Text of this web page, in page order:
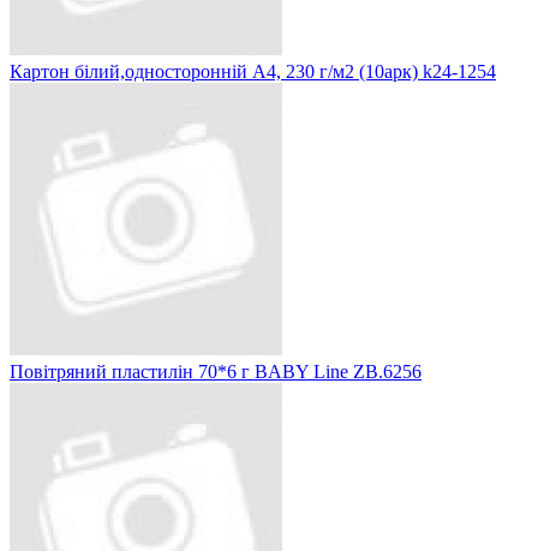
Картон білий,односторонній А4, 230 г/м2 (10арк) k24-1254
Повітряний пластилін 70*6 г BABY Line ZB.6256